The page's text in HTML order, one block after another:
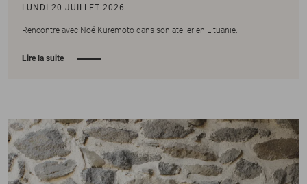
LUNDI 20 JUILLET 2026
Rencontre avec Noé Kuremoto dans son atelier en Lituanie.
Lire la suite